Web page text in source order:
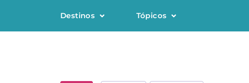
Destinos Tópicos